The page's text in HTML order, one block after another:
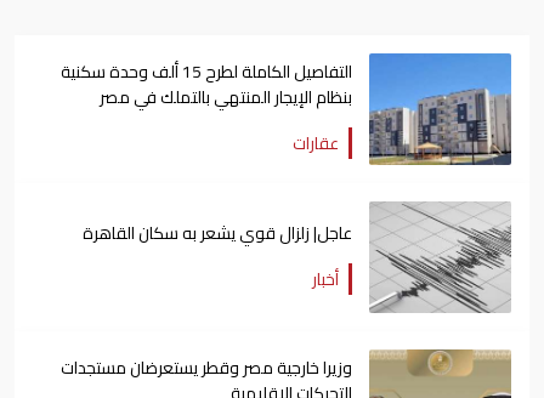
التفاصيل الكاملة لطرح 15 ألف وحدة سكنية
بنظام الإيجار المنتهي بالتملك في مصر
عقارات
عاجل| زلزال قوي يشعر به سكان القاهرة
أخبار
وزيرا خارجية مصر وقطر يستعرضان مستجدات